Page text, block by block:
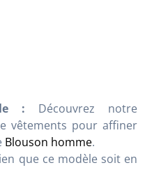
: Découvrez notre
vêtements pour affiner
Blouson homme.
que ce modèle soit en